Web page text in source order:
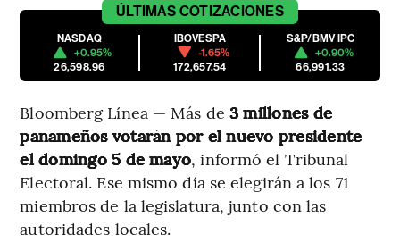
ÚLTIMAS COTIZACIONES
NASDAQ
+0.95%
26,598.96
IBOVESPA
-1.65%
172,657.54
S&P/BMV IPC
+0.90%
66,991.33
Bloomberg Línea — Más de 3 millones de
panameños votarán por el nuevo presidente
el domingo 5 de mayo, informó el Tribunal
Electoral. Ese mismo día se elegirán a los 71
miembros de la legislatura, junto con las
autoridades locales.